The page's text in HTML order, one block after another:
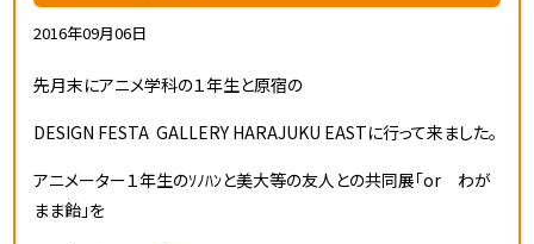
2016年09月06日
先月末にアニメ学科の１年生と原宿の
DESIGN FESTA GALLERY HARAJUKU EASTに行って来ました。
アニメーター１年生のｿﾉﾊﾝと美大等の友人との共同展「or わが
まま飴」を